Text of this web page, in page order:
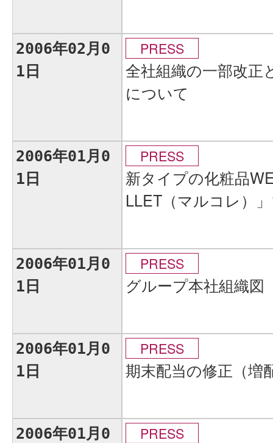
2006年02月0
1日
PRESS
全社組織の一部改正
について
2006年01月0
1日
PRESS
新タイプの化粧品
LLET（マルコレ）
2006年01月0
1日
PRESS
グループ本社組織図
2006年01月0
1日
PRESS
期末配当の修正（増
2006年01月0
PRESS